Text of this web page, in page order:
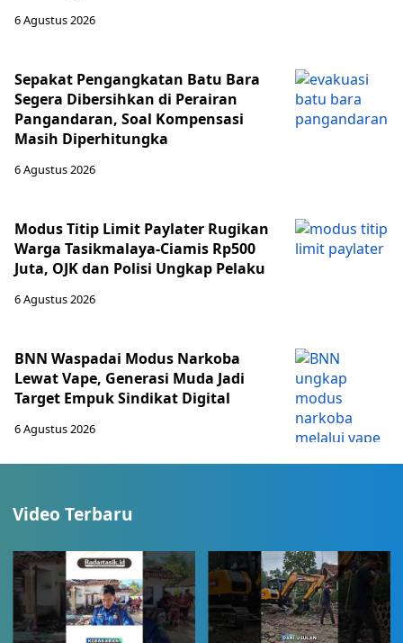
6 Agustus 2026
Sepakat Pengangkatan Batu Bara
Segera Dibersihkan di Perairan
Pangandaran, Soal Kompensasi
Masih Diperhitungka
6 Agustus 2026
Modus Titip Limit Paylater Rugikan
Warga Tasikmalaya-Ciamis Rp500
Juta, OJK dan Polisi Ungkap Pelaku
6 Agustus 2026
BNN Waspadai Modus Narkoba
Lewat Vape, Generasi Muda Jadi
Target Empuk Sindikat Digital
6 Agustus 2026
Video Terbaru